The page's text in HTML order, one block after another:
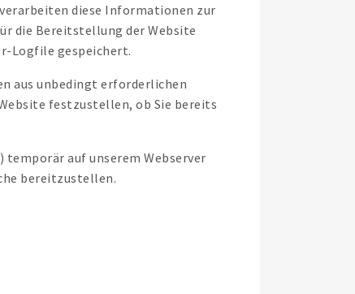
diese Informationen zur
die Bereitstellung der Website
Logfile gespeichert.
aus unbedingt erforderlichen
festzustellen, ob Sie bereits
) temporär auf unserem Webserver
bereitzustellen.